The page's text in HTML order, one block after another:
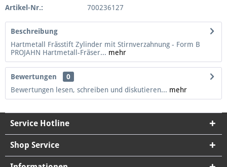
Artikel-Nr.: 700236127
Beschreibung
Hartmetall Frässtift Zylinder mit Stirnverzahnung - Form B
PROJAHN Hartmetall-Fräser... mehr
Bewertungen
0
Bewertungen lesen, schreiben und diskutieren... mehr
Service Hotline
Shop Service